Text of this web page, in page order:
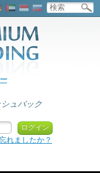
ュバック
れましたか？